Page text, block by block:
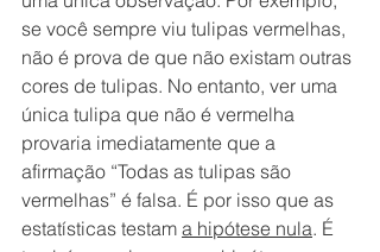
se você sempre viu tulipas vermelhas,
não é prova de que não existam outras
cores de tulipas. No entanto, ver uma
única tulipa que não é vermelha
provaria imediatamente que a
afirmação “Todas as tulipas são
vermelhas” é falsa. É por isso que as
estatísticas testam a hipótese nula. É